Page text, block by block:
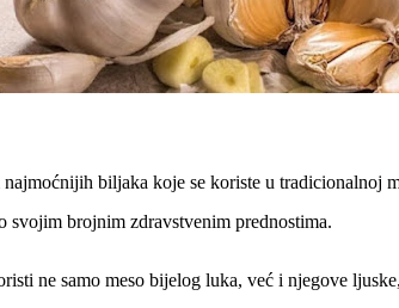
biljaka koje se koriste u tradicionalnoj
svojim brojnim zdravstvenim prednostima.
ne samo meso bijelog luka, već i njegove